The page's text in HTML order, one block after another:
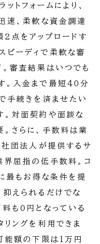
トフォームにより、
速、柔軟な資金調達
2点をアップロードす
ピーディで柔軟な審
審査結果はいつでも
。入金まで最短40分
手続きを済ませたい
。対面契約や面談な
さらに、手数料は業
団法人が提供するサ
界屈指の低手数料。コ
最もお得な条件を提
えられるだけでな
も0円となっている
リングを利用できま
能額の下限は1万円